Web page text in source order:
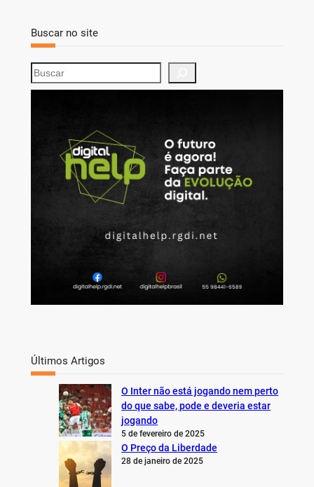
Buscar no site
S
e
Últimos Artigos
O Inter não está jogando nem perto
do que sabe, pode e deveria estar
jogando
5 de fevereiro de 2025
O Preço da Liberdade
28 de janeiro de 2025